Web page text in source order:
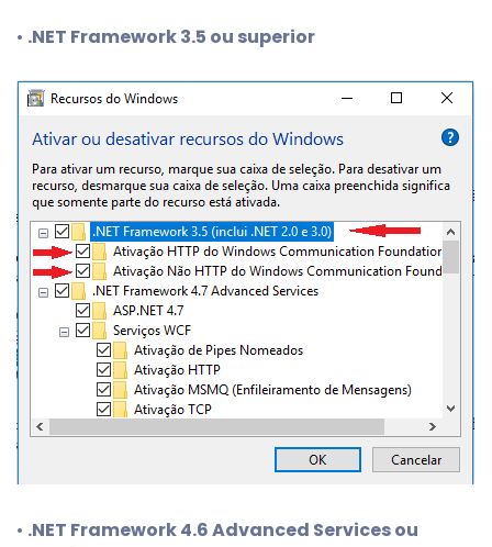
• .NET Framework 3.5 ou superior
• .NET Framework 4.6 Advanced Services ou